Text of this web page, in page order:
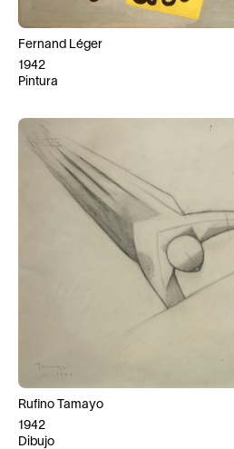
Fernand Léger
1942
Pintura
Rufino Tamayo
1942
Dibujo